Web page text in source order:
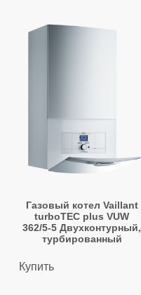
Газовый котел Vaillant
turboTEC plus VUW
362/5-5 Двухконтурный,
турбированный
Купить